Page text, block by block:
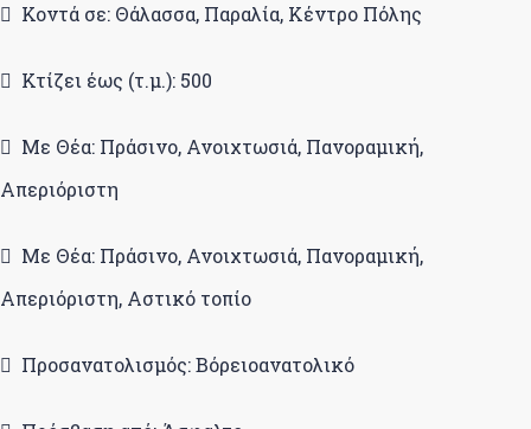
Κοντά σε: Θάλασσα, Παραλία, Κέντρο Πόλης
Κτίζει έως (τ.μ.): 500
Με Θέα: Πράσινο, Ανοιχτωσιά, Πανοραμική,
Απεριόριστη
Με Θέα: Πράσινο, Ανοιχτωσιά, Πανοραμική,
Απεριόριστη, Αστικό τοπίο
Προσανατολισμός: Βόρειοανατολικό